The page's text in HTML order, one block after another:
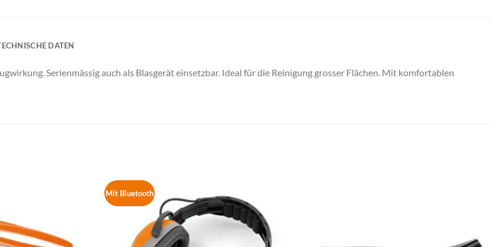
DATEN
Serienmässig auch als Blasgerät einsetzbar. Ideal für die Reinigung grosser Flächen. Mit komfortablen
Mit Bluetooth